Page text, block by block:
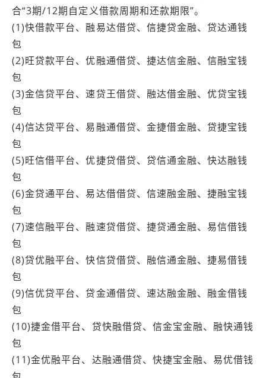
合“3期/12期自定义借款周期和还款期限”。
(1)快借款平台、融易达借贷、信捷贷金融、贷达通钱
包
(2)旺贷款平台、优融通借贷、捷达信金融、信融宝钱
包
(3)金信贷平台、速贷王借贷、融达借金融、优贷宝钱
包
(4)信达贷平台、易融通借贷、金捷借金融、贷捷宝钱
包
(5)旺信借平台、优捷贷借贷、贷信通金融、快达融钱
包
(6)金贷通平台、易达借借贷、信速融金融、捷融宝钱
包
(7)速信融平台、融速贷借贷、捷贷通金融、易信借钱
包
(8)贷优融平台、快信贷借贷、融信通金融、捷易借钱
包
(9)信优贷平台、贷金通借贷、速达融金融、融金借钱
包
(10)捷金借平台、贷快融借贷、信金宝金融、融快通钱
包
(11)金优融平台、达融通借贷、快捷宝金融、易优借钱